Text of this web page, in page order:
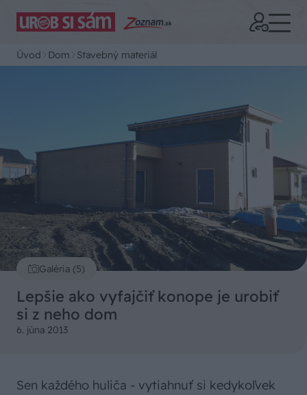
Úvod Dom Stavebný materiál
Galéria (5)
Lepšie ako vyfajčiť konope je urobiť
si z neho dom
6. júna 2013
Sen každého huliča - vytiahnuť si kedykoľvek